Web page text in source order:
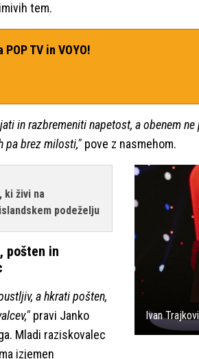
tem.
TV in VOYO!
in razbremeniti napetost, a obenem
pa brez milosti," pove z nasmehom.
Ivan
ki živi na
podeželju
pošten in
a hkrati pošten,
pravi Janko
Mladi raziskovalec
izjemen